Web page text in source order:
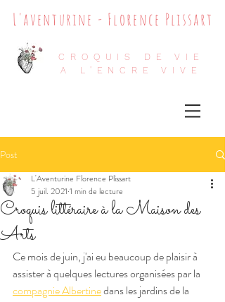
L'aventurine - Florence Plissart
CROQUIS DE VIE
A L'ENCRE VIVE
Post
Croquis littéraire à la Maison des
Arts
L'Aventurine Florence Plissart
5 juil. 2021 1 min de lecture
Ce mois de juin, j'ai eu beaucoup de plaisir à
assister à quelques lectures organisées par la
compagnie Albertine dans les jardins de la